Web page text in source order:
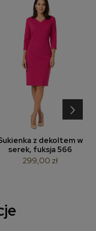
z dekoltem w
serek, fuksja 566
299,00 zł
›